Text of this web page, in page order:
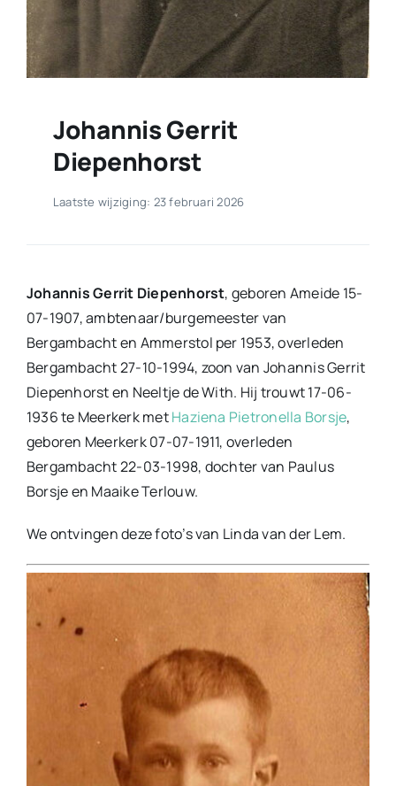
Johannis Gerrit
Diepenhorst
Laatste wijziging: 23 februari 2026
Johannis Gerrit Diepenhorst, geboren Ameide 15-
07-1907, ambtenaar/burgemeester van
Bergambacht en Ammerstol per 1953, overleden
Bergambacht 27-10-1994, zoon van Johannis Gerrit
Diepenhorst en Neeltje de With. Hij trouwt 17-06-
1936 te Meerkerk metHaziena Pietronella Borsje,
geboren Meerkerk 07-07-1911, overleden
Bergambacht 22-03-1998, dochter van Paulus
Borsje en Maaike Terlouw.
We ontvingen deze foto’s van Linda van der Lem.